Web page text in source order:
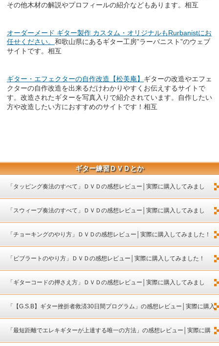
その他木材の解説やプロフィールの紹介などもあります。相互
オーダーメード ギター製作 カスタム・オリジナルもRurbanistにお
任せください。 和歌山県にあるギター工房”ラーバニスト”のウェブ
サイトです。相互
ギター・エフェクターの自作改造【松美庵】 ギターの改造やエフェ
クターの自作改造を出来るだけわかりやすくお伝えするサイトで
す。改造されたギターを写真入りで紹介されています。自作したい
方や改造したい方におすすめのサイトです！相互
ギター練習ＤＶＤとか
「タッピング奏法のすべて」ＤＶＤの感想レビュー│実際に購入してみまし
た！
「スウィープ奏法のすべて」ＤＶＤの感想レビュー│実際に購入してみまし
た！
「チョーキングのやり方」ＤＶＤの感想レビュー│実際に購入してみました！
「ビブラートのやり方」ＤＶＤの感想レビュー│実際に購入してみました！
「ギターコードの押さえ方」ＤＶＤの感想レビュー│実際に購入してみまし
た！
「【G.S.B】ギター挫折者救済30日間プログラム」の感想レビュー│実際に購入
してみました！
「最短距離でエレキギターが上達する唯一の方法」の感想レビュー│実際に購